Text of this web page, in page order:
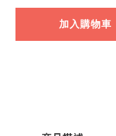
加入購物車